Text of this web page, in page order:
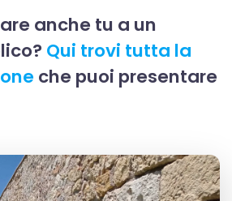
anche tu a un
Qui trovi tutta la
che puoi presentare